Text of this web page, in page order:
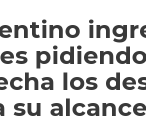
los
su